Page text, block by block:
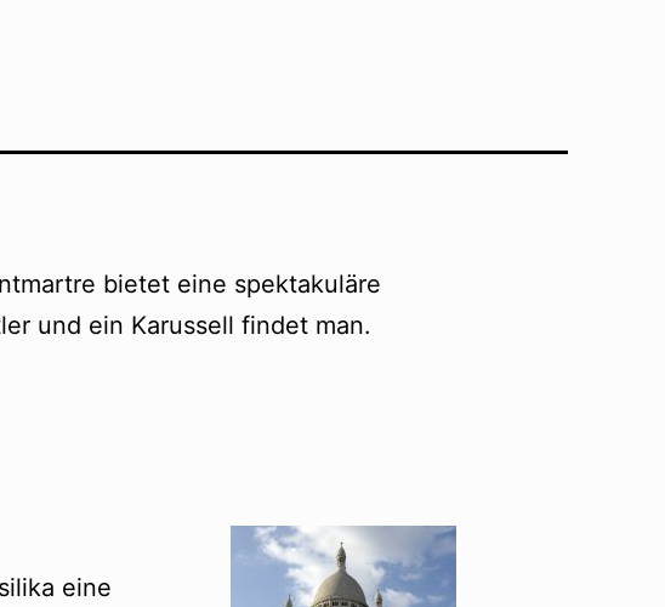
bietet eine spektakuläre
und ein Karussell findet man.
eine